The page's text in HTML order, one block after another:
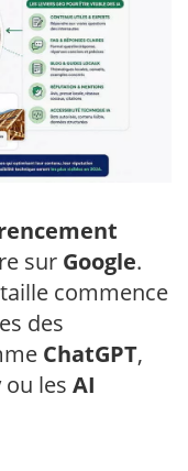
sur Google.
commence
des
ChatGPT,
ou les AI